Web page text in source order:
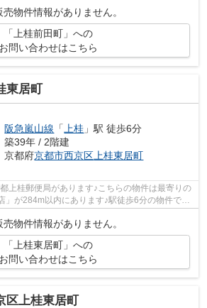
売物件情報がありません。
「上桂前田町」への
お問い合わせはこちら
東居町
阪急嵐山線 「 上桂 」駅 徒歩6分
築39年 / 2階建
京都府京都市西京区 上桂東居町
上桂郵便局があります♪こちらの物件は最寄りの
」が284m以内にあります♪駅徒歩6分の物件です♪
売物件情報がありません。
「上桂東居町」への
お問い合わせはこちら
区上桂東居町